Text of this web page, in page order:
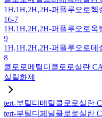
1H,1H,2H,2H-퍼플루오로헥
16-7
1H,1H,2H,2H-퍼플루오로옥
9
1H,1H,2H,2H-퍼플루오로데
8
클로로메틸디클로로실란
실릴화제
tert-부틸디메틸클로로실란
tert-부틸디페닐클로로실란